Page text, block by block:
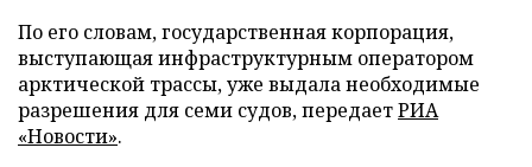
По его словам, государственная корпорация,
выступающая инфраструктурным оператором
арктической трассы, уже выдала необходимые
разрешения для семи судов, передаетРИА
«Новости».